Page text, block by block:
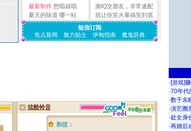
最新制作 想唱就唱
夏天的味道 哪一站
测IQ交朋友，非常速配
就让你笑火暴搞笑到底
短信订阅
焦点新闻
魅力贴士 伊甸指南 魔鬼辞典
· [游戏]
·70年代
·数千东
·演艺圈
·处女身
·再婚后